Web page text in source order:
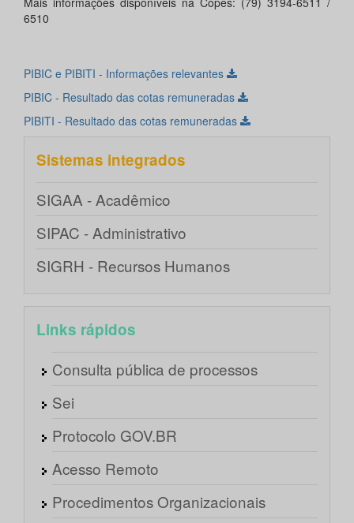
6510
PIBIC e PIBITI - Informações relevantes
PIBIC - Resultado das cotas remuneradas
PIBITI - Resultado das cotas remuneradas
Sistemas integrados
SIGAA - Acadêmico
SIPAC - Administrativo
SIGRH - Recursos Humanos
Links rápidos
Consulta pública de processos
Sei
Protocolo GOV.BR
Acesso Remoto
Procedimentos Organizacionais